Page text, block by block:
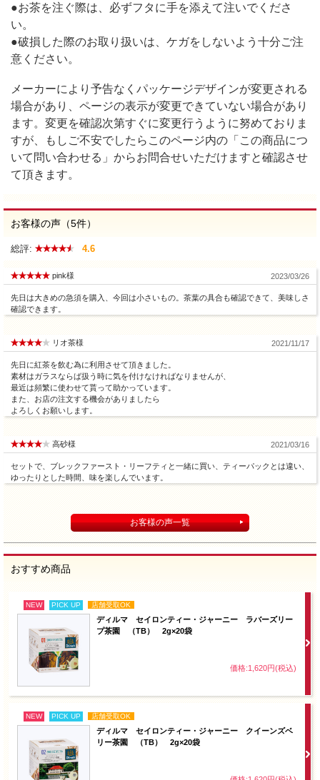
●お茶を注ぐ際は、必ずフタに手を添えて注いでくださ
い。
●破損した際のお取り扱いは、ケガをしないよう十分ご注
意ください。
メーカーにより予告なくパッケージデザインが変更される
場合があり、ページの表示が変更できていない場合があり
ます。変更を確認次第すぐに変更行うように努めておりま
すが、もしご不安でしたらこのページ内の「この商品につ
いて問い合わせる」からお問合せいただけますと確認させ
て頂きます。
お客様の声（5件）
総評: 4.6
pink様 2023/03/26
先日は大きめの急須を購入、今回は小さいもの。茶葉の具合も確認できて、美味しさ
確認できます。
リオ茶様 2021/11/17
先日に紅茶を飲む為に利用させて頂きました。
素材はガラスならば扱う時に気を付けなければなりませんが、
最近は頻繁に使わせて貰って助かっています。
また、お店の注文する機会がありましたら
よろしくお願いします。
高砂様 2021/03/16
セットで、ブレックファースト・リーフティと一緒に買い、ティーパックとは違い、
ゆったりとした時間、味を楽しんでいます。
お客様の声一覧
おすすめ商品
NEW PICK UP 店舗受取OK
ディルマ セイロンティー・ジャーニー ラバーズリー
プ茶園 （TB） 2g×20袋
価格:1,620円(税込)
NEW PICK UP 店舗受取OK
ディルマ セイロンティー・ジャーニー クイーンズベ
リー茶園 （TB） 2g×20袋